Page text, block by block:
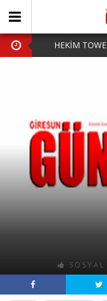
HEKİM
HARUN CİCİ: